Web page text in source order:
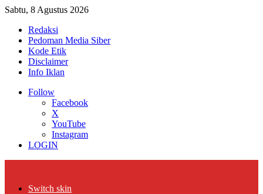
Sabtu, 8 Agustus 2026
Redaksi
Pedoman Media Siber
Kode Etik
Disclaimer
Info Iklan
Follow
Facebook
X
YouTube
Instagram
LOGIN
Switch skin